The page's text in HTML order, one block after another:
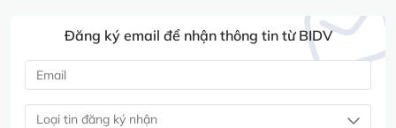
Đăng ký email để nhận thông tin từ BIDV
Loại tin đăng ký nhận